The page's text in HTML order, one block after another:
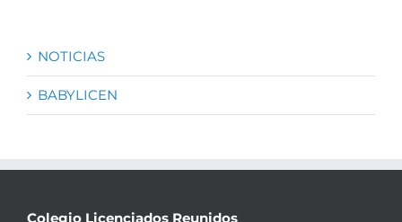
NOTICIAS
BABYLICEN
Colegio Licenciados Reunidos